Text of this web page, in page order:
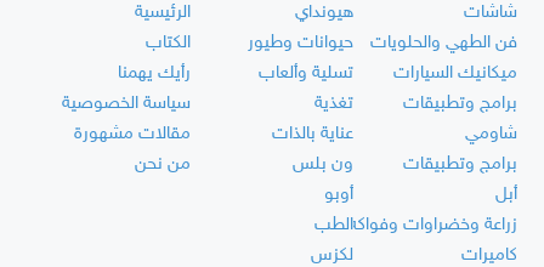
شاشات
هيونداي
فن الطهي والحلويات
حيوانات وطيور
ميكانيك السيارات
تسلية وألعاب
برامج وتطبيقات
تغذية
شاومي
عناية بالذات
برامج وتطبيقات
ون بلس
أبل
أوبو
زراعة وخضراوات وفواكهالطب
كاميرات
لكزس
الرئيسية
الكتاب
رأيك يهمنا
سياسة الخصوصية
مقالات مشهورة
من نحن